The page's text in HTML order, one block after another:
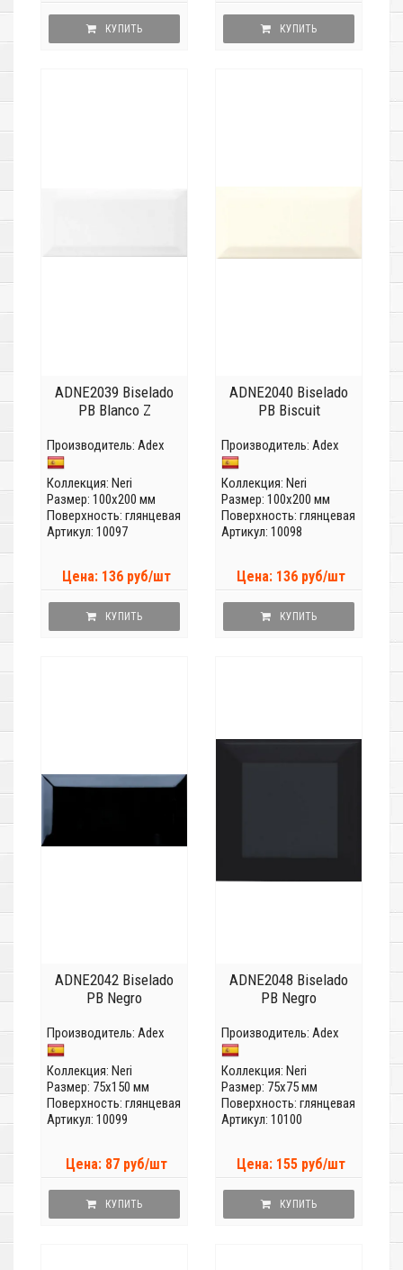
КУПИТЬ КУПИТЬ
ADNE2039 Biselado
PB Blanco Z
Производитель: Adex
Коллекция: Neri
Размер: 100x200 мм
Поверхность: глянцевая
Артикул: 10097
Цена: 136 руб/шт
КУПИТЬ
ADNE2040 Biselado
PB Biscuit
Производитель: Adex
Коллекция: Neri
Размер: 100x200 мм
Поверхность: глянцевая
Артикул: 10098
Цена: 136 руб/шт
КУПИТЬ
ADNE2042 Biselado
PB Negro
Производитель: Adex
Коллекция: Neri
Размер: 75x150 мм
Поверхность: глянцевая
Артикул: 10099
Цена: 87 руб/шт
КУПИТЬ
ADNE2048 Biselado
PB Negro
Производитель: Adex
Коллекция: Neri
Размер: 75x75 мм
Поверхность: глянцевая
Артикул: 10100
Цена: 155 руб/шт
КУПИТЬ